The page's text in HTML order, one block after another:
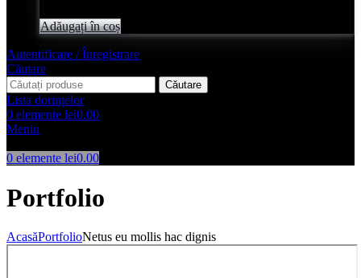
Adăugați în coș
Autentificare / Înregistrare
Căutare
Căutare
Lista dorințelor
0 elemente lei0.00
Meniu
0 elemente lei0.00
Portfolio
AcasăPortfolioNetus eu mollis hac dignis